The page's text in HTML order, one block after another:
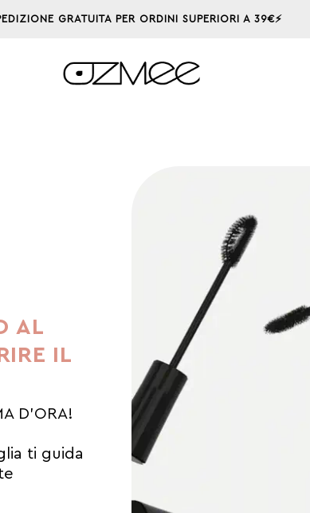
GRATUITA PER ORDINI SUPERIORI A 39€⚡
AL
IL
D'ORA!
ti guida